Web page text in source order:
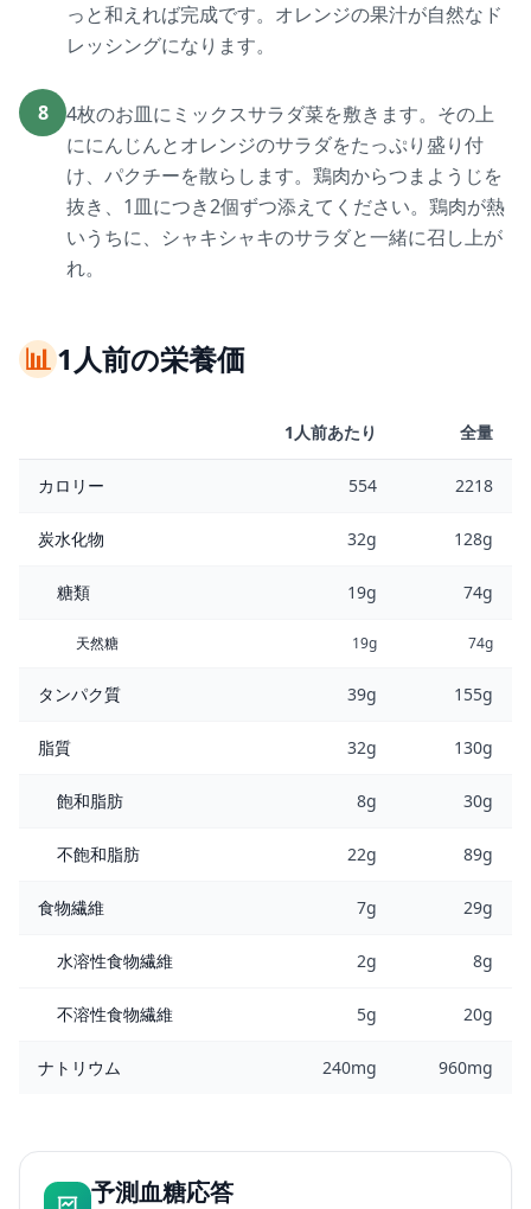
っと和えれば完成です。オレンジの果汁が自然なド
レッシングになります。
8
4枚のお皿にミックスサラダ菜を敷きます。その上
ににんじんとオレンジのサラダをたっぷり盛り付
け、パクチーを散らします。鶏肉からつまようじを
抜き、1皿につき2個ずつ添えてください。鶏肉が熱
いうちに、シャキシャキのサラダと一緒に召し上が
れ。
📊1人前の栄養価
1人前あたり 全量
カロリー 554 2218
炭水化物 32g 128g
糖類 19g 74g
天然糖 19g 74g
タンパク質 39g 155g
脂質 32g 130g
飽和脂肪 8g 30g
不飽和脂肪 22g 89g
食物繊維 7g 29g
水溶性食物繊維 2g 8g
不溶性食物繊維 5g 20g
ナトリウム 240mg 960mg
予測血糖応答